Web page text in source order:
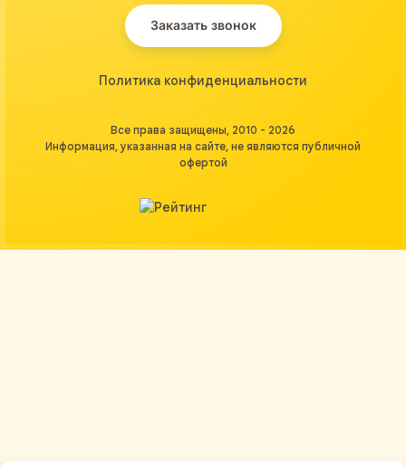
Заказать звонок
Политика конфиденциальности
Все права защищены, 2010 - 2026
Информация, указанная на сайте, не являются публичной
офертой